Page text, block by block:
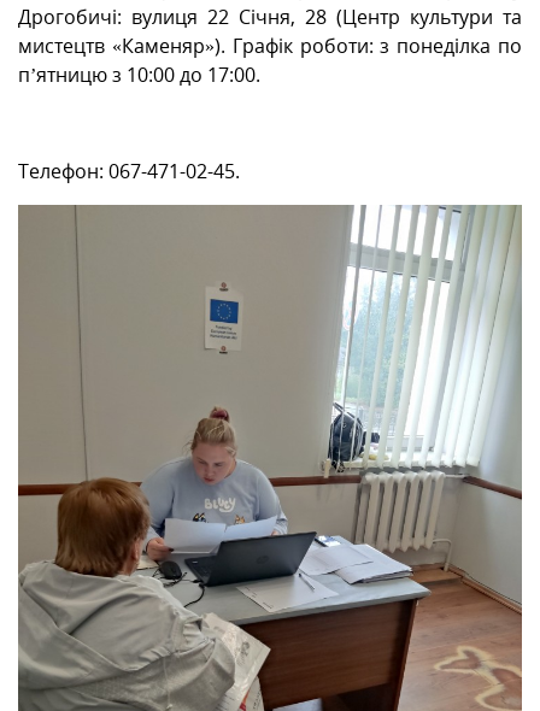
Дрогобичі: вулиця 22 Січня, 28 (Центр культури та
мистецтв «Каменяр»). Графік роботи: з понеділка по
п’ятницю з 10:00 до 17:00.
Телефон: 067-471-02-45.